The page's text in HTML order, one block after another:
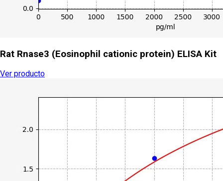
Rat Rnase3 (Eosinophil cationic protein) ELISA Kit
Ver producto